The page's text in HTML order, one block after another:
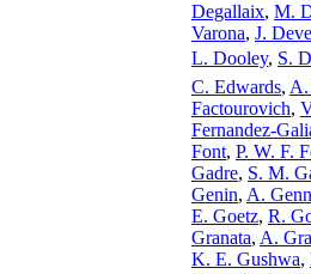
Degallaix, M.
Varona, J.
L. Dooley, S.
C. Edwards,
Factourovich,
Fernandez-
Font, P. W. F.
Gadre, S. M.
Genin, A.
E. Goetz, R.
Granata, A.
K. E. Gushwa,